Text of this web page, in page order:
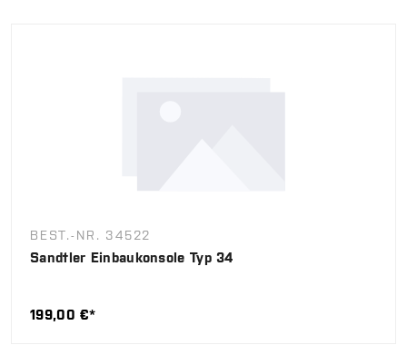
BEST.-NR. 34522
Sandtler Einbaukonsole Typ 34
199,00 €*